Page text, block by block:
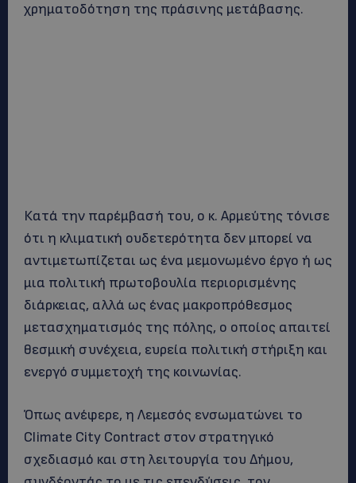
χρηματοδότηση της πράσινης μετάβασης.
Κατά την παρέμβασή του, ο κ. Αρμεύτης τόνισε
ότι η κλιματική ουδετερότητα δεν μπορεί να
αντιμετωπίζεται ως ένα μεμονωμένο έργο ή ως
μια πολιτική πρωτοβουλία περιορισμένης
διάρκειας, αλλά ως ένας μακροπρόθεσμος
μετασχηματισμός της πόλης, ο οποίος απαιτεί
θεσμική συνέχεια, ευρεία πολιτική στήριξη και
ενεργό συμμετοχή της κοινωνίας.
Όπως ανέφερε, η Λεμεσός ενσωματώνει το
Climate City Contract στον στρατηγικό
σχεδιασμό και στη λειτουργία του Δήμου,